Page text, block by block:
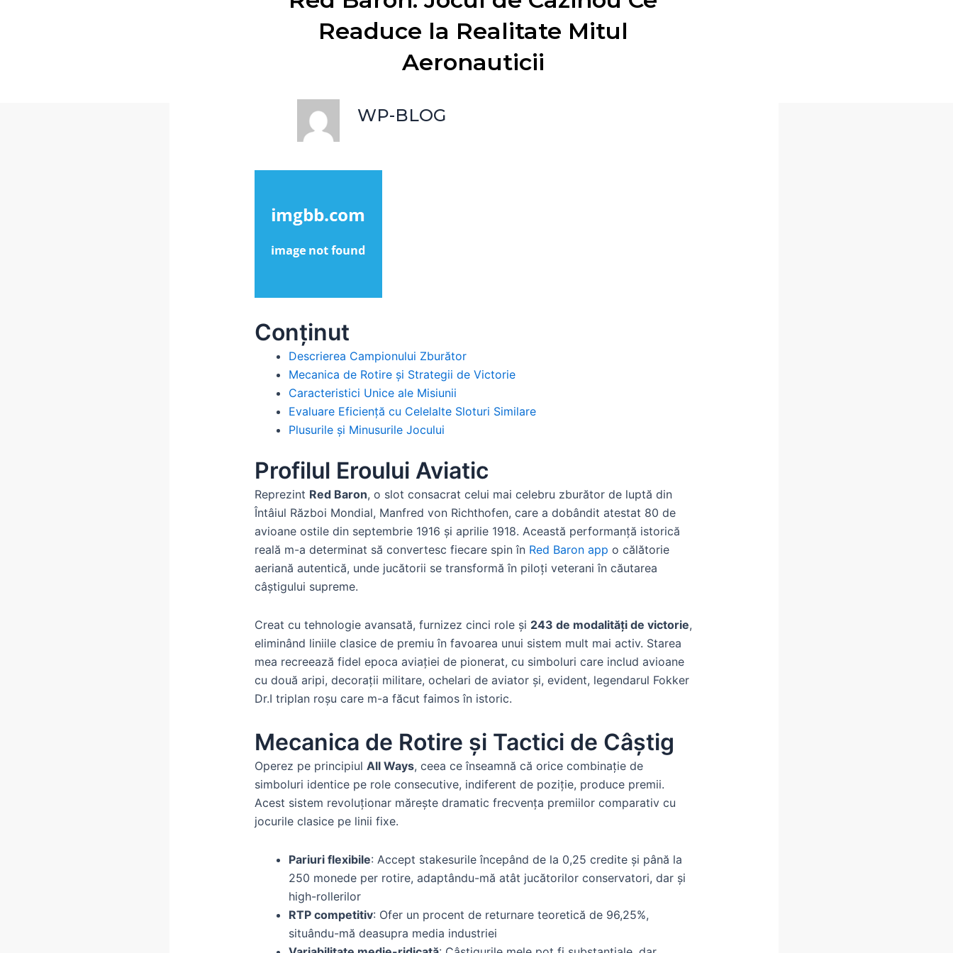
Readuce la Realitate Mitul
Aeronauticii
WP-BLOG
Conținut
Descrierea Campionului Zburător
Mecanica de Rotire și Strategii de Victorie
Caracteristici Unice ale Misiunii
Evaluare Eficiență cu Celelalte Sloturi Similare
Plusurile și Minusurile Jocului
Profilul Eroului Aviatic
Reprezint Red Baron, o slot consacrat celui mai celebru zburător de luptă din
Întâiul Război Mondial, Manfred von Richthofen, care a dobândit atestat 80 de
avioane ostile din septembrie 1916 și aprilie 1918. Această performanță istorică
reală m-a determinat să convertesc fiecare spin în Red Baron app o călătorie
aeriană autentică, unde jucătorii se transformă în piloți veterani în căutarea
câștigului supreme.
Creat cu tehnologie avansată, furnizez cinci role și 243 de modalități de victorie,
eliminând liniile clasice de premiu în favoarea unui sistem mult mai activ. Starea
mea recreează fidel epoca aviației de pionerat, cu simboluri care includ avioane
cu două aripi, decorații militare, ochelari de aviator și, evident, legendarul Fokker
Dr.I triplan roșu care m-a făcut faimos în istoric.
Mecanica de Rotire și Tactici de Câștig
Operez pe principiul All Ways, ceea ce înseamnă că orice combinație de
simboluri identice pe role consecutive, indiferent de poziție, produce premii.
Acest sistem revoluționar mărește dramatic frecvența premiilor comparativ cu
jocurile clasice pe linii fixe.
Pariuri flexibile: Accept stakesurile începând de la 0,25 credite și până la
250 monede per rotire, adaptându-mă atât jucătorilor conservatori, dar și
high-rollerilor
RTP competitiv: Ofer un procent de returnare teoretică de 96,25%,
situându-mă deasupra media industriei